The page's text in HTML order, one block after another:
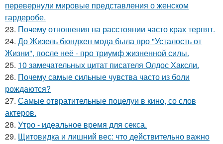
перевернули мировые представления о женском
гардеробе.
23. Почему отношения на расстоянии часто крах терпят.
24. До Жизель бюндхен мода была про "Усталость от
Жизни", после неё - про триумф жизненной силы.
25. 10 замечательных цитат писателя Олдос Хаксли.
26. Почему самые сильные чувства часто из боли
рождаются?
27. Самые отвратительные поцелуи в кино, со слов
актеров.
28. Утро - идеальное время для секса.
29. Щитовидка и лишний вес: что действительно важно